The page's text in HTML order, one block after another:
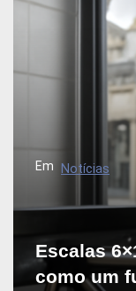
Em Notícias
Escalas
como um